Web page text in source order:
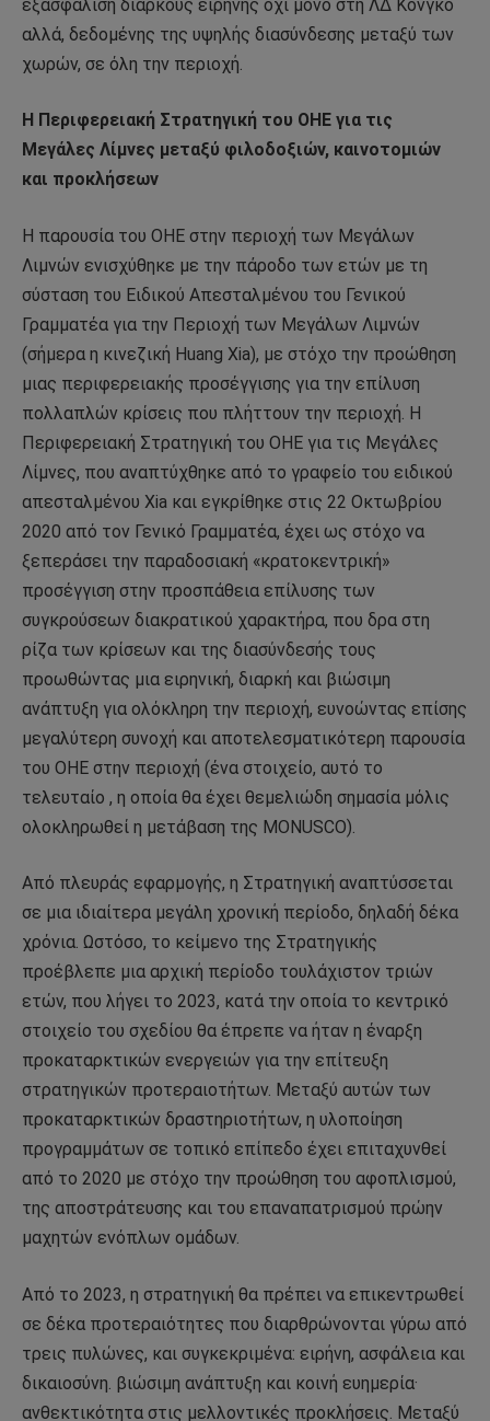
εξασφάλιση διαρκούς ειρήνης όχι μόνο στη ΛΔ Κονγκό
αλλά, δεδομένης της υψηλής διασύνδεσης μεταξύ των
χωρών, σε όλη την περιοχή.
Η Περιφερειακή Στρατηγική του ΟΗΕ για τις
Μεγάλες Λίμνες μεταξύ φιλοδοξιών, καινοτομιών
και προκλήσεων
Η παρουσία του ΟΗΕ στην περιοχή των Μεγάλων
Λιμνών ενισχύθηκε με την πάροδο των ετών με τη
σύσταση του Ειδικού Απεσταλμένου του Γενικού
Γραμματέα για την Περιοχή των Μεγάλων Λιμνών
(σήμερα η κινεζική Huang Xia), με στόχο την προώθηση
μιας περιφερειακής προσέγγισης για την επίλυση
πολλαπλών κρίσεις που πλήττουν την περιοχή. Η
Περιφερειακή Στρατηγική του ΟΗΕ για τις Μεγάλες
Λίμνες, που αναπτύχθηκε από το γραφείο του ειδικού
απεσταλμένου Xia και εγκρίθηκε στις 22 Οκτωβρίου
2020 από τον Γενικό Γραμματέα, έχει ως στόχο να
ξεπεράσει την παραδοσιακή «κρατοκεντρική»
προσέγγιση στην προσπάθεια επίλυσης των
συγκρούσεων διακρατικού χαρακτήρα, που δρα στη
ρίζα των κρίσεων και της διασύνδεσής τους
προωθώντας μια ειρηνική, διαρκή και βιώσιμη
ανάπτυξη για ολόκληρη την περιοχή, ευνοώντας επίσης
μεγαλύτερη συνοχή και αποτελεσματικότερη παρουσία
του ΟΗΕ στην περιοχή (ένα στοιχείο, αυτό το
τελευταίο , η οποία θα έχει θεμελιώδη σημασία μόλις
ολοκληρωθεί η μετάβαση της MONUSCO).
Από πλευράς εφαρμογής, η Στρατηγική αναπτύσσεται
σε μια ιδιαίτερα μεγάλη χρονική περίοδο, δηλαδή δέκα
χρόνια. Ωστόσο, το κείμενο της Στρατηγικής
προέβλεπε μια αρχική περίοδο τουλάχιστον τριών
ετών, που λήγει το 2023, κατά την οποία το κεντρικό
στοιχείο του σχεδίου θα έπρεπε να ήταν η έναρξη
προκαταρκτικών ενεργειών για την επίτευξη
στρατηγικών προτεραιοτήτων. Μεταξύ αυτών των
προκαταρκτικών δραστηριοτήτων, η υλοποίηση
προγραμμάτων σε τοπικό επίπεδο έχει επιταχυνθεί
από το 2020 με στόχο την προώθηση του αφοπλισμού,
της αποστράτευσης και του επαναπατρισμού πρώην
μαχητών ενόπλων ομάδων.
Από το 2023, η στρατηγική θα πρέπει να επικεντρωθεί
σε δέκα προτεραιότητες που διαρθρώνονται γύρω από
τρεις πυλώνες, και συγκεκριμένα: ειρήνη, ασφάλεια και
δικαιοσύνη. βιώσιμη ανάπτυξη και κοινή ευημερία·
ανθεκτικότητα στις μελλοντικές προκλήσεις. Μεταξύ